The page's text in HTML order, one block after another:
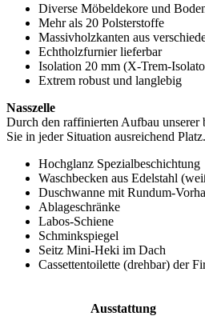
Diverse Möbeldekore und
Mehr als 20 Polsterstoffe
Massivholzkanten aus
Echtholzfurnier lieferbar
Isolation 20 mm (X-Trem-
Extrem robust und langlebig
Nasszelle
Durch den raffinierten Aufbau unserer
Sie in jeder Situation ausreichend Platz.
Hochglanz Spezialbeschichtung
Waschbecken aus Edelstahl
Duschwanne mit Rundum-
Ablageschränke
Labos-Schiene
Schminkspiegel
Seitz Mini-Heki im Dach
Cassettentoilette (drehbar) der
Ausstattung